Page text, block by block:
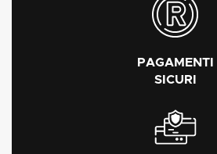
PAGAMENTI
SICURI